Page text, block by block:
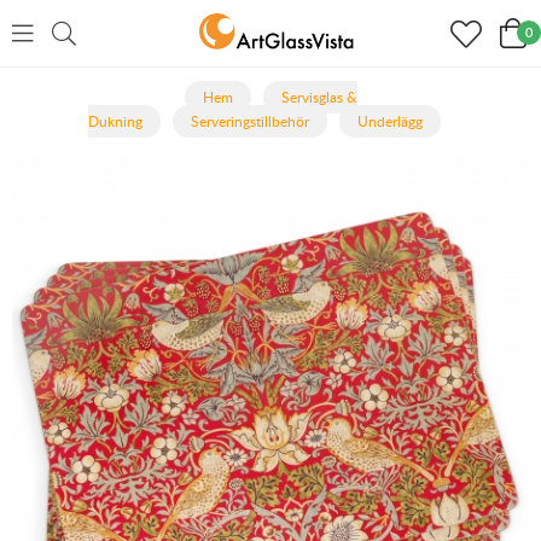
0
Hem
Servisglas &
Dukning
Serveringstillbehör Underlägg